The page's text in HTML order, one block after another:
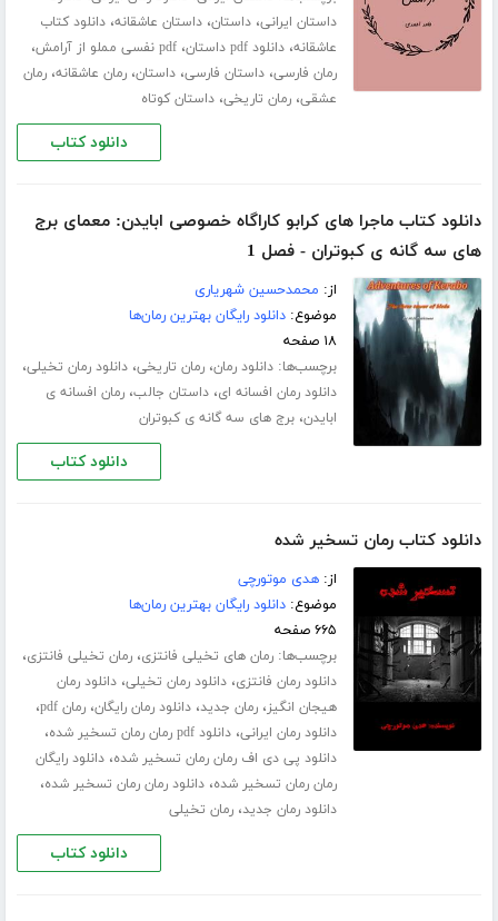
داستان ایرانی،داستان،داستان عاشقانه،دانلود کتاب
عاشقانه،دانلود pdf داستان ،pdf نفسی مملو از آرامش ،
رمان فارسی،داستان فارسی،داستان،رمان عاشقانه،رمان
عشقی،رمان تاریخی،داستان کوتاه
دانلود کتاب
دانلود کتاب ماجرا های کرابو کاراگاه خصوصی ابایدن: معمای برج
های سه گانه ی کبوتران - فصل 1
از: محمدحسین شهریاری
موضوع:دانلود رایگان بهترین رمان‌ها
۱۸ صفحه
برچسب‌ها:دانلود رمان،رمان تاریخی،دانلود رمان تخیلی،
دانلود رمان افسانه ای،داستان جالب،رمان افسانه ی
ابایدن،برج های سه گانه ی کبوتران
دانلود کتاب
دانلود کتاب رمان تسخیر شده
از:هدی موتورچی
موضوع:دانلود رایگان بهترین رمان‌ها
۶۶۵ صفحه
برچسب‌ها:رمان های تخیلی فانتزی،رمان تخیلی فانتزی،
دانلود رمان فانتزی،دانلود رمان تخیلی،دانلود رمان
هیجان انگیز،رمان جدید،دانلود رمان رایگان،رمان pdf ،
دانلود رمان ایرانی،دانلود pdf رمان رمان تسخیر شده ،
دانلود پی دی اف رمان رمان تسخیر شده،دانلود رایگان
رمان رمان تسخیر شده،دانلود رمان رمان تسخیر شده،
دانلود رمان جدید،رمان تخیلی
دانلود کتاب